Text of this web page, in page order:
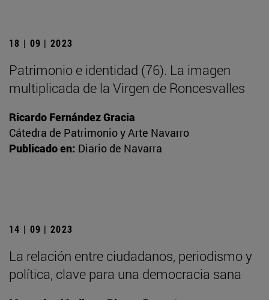
18 | 09 | 2023
Patrimonio e identidad (76). La imagen
multiplicada de la Virgen de Roncesvalles
Ricardo Fernández Gracia
Cátedra de Patrimonio y Arte Navarro
Publicado en: Diario de Navarra
14 | 09 | 2023
La relación entre ciudadanos, periodismo y
política, clave para una democracia sana